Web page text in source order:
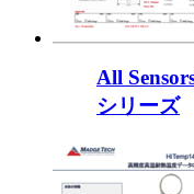
All
シリーズ